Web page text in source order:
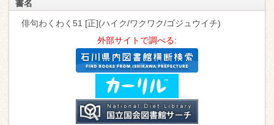
書名
俳句わくわく51 [正](ハイク/ワクワク/ゴジュウイチ)
外部サイトで調べる: